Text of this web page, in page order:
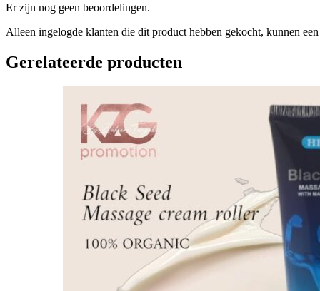
Er zijn nog geen beoordelingen.
Alleen ingelogde klanten die dit product hebben gekocht, kunnen
Gerelateerde producten